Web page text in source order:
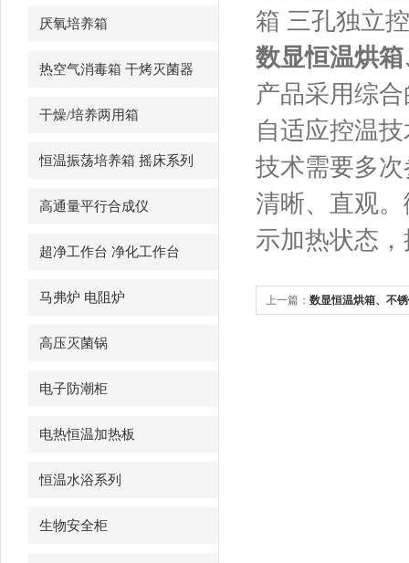
厌氧培养箱
热空气消毒箱 干烤灭菌器
干燥/培养两用箱
恒温振荡培养箱 摇床系列
高通量平行合成仪
超净工作台 净化工作台
马弗炉 电阻炉
高压灭菌锅
电子防潮柜
电热恒温加热板
恒温水浴系列
生物安全柜
箱 三孔独立
数显恒温烘
产品采用综
自适应控温
技术需要多
清晰、直观
示加热状态
上一篇： 数显恒温烘箱、不